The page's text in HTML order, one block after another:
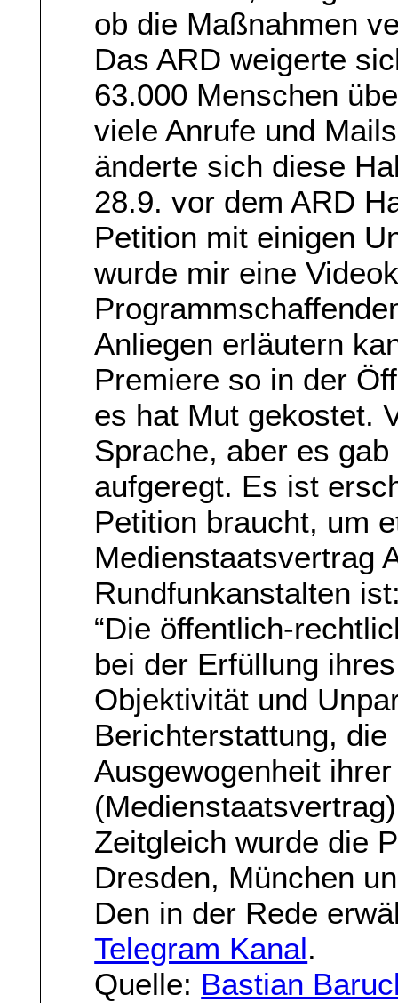
ob die Maßnahmen
Das ARD weigerte
63.000 Menschen
viele Anrufe und
änderte sich diese
28.9. vor dem ARD
Petition mit einigen
wurde mir eine
Anliegen erläutern
Premiere so in der
es hat Mut gekostet.
Sprache, aber es
aufgeregt. Es ist
Petition braucht, um
Medienstaatsvertrag
Rundfunkanstalten
“Die öffentlich-
bei der Erfüllung
Objektivität und
Berichterstattung,
Ausgewogenheit
(Medienstaatsvertrag)
Zeitgleich wurde die
Dresden, München
Den in der Rede
Telegram Kanal.
Quelle: Bastian